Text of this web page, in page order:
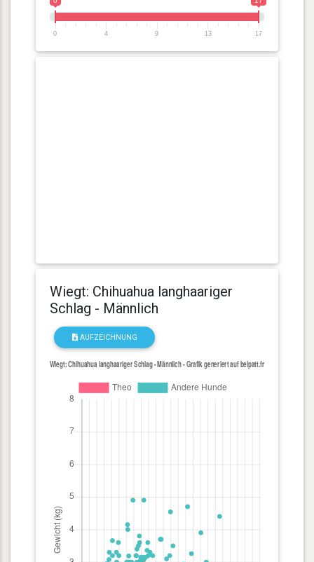
0 4 9 13 17
Wiegt: Chihuahua langhaariger
Schlag - Männlich
AUFZEICHNUNG